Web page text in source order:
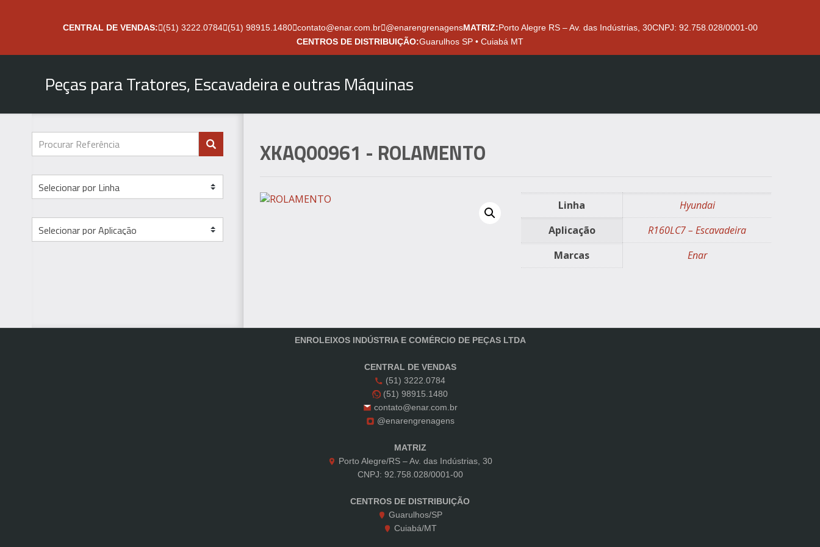
CENTRAL DE VENDAS: (51) 3222.0784 (51) 98915.1480 contato@enar.com.br @enarengrenagensMATRIZ:Porto Alegre RS – Av. das Indústrias, 30CNPJ: 92.758.028/0001-00
CENTROS DE DISTRIBUIÇÃO:Guarulhos SP • Cuiabá MT
Peças para Tratores, Escavadeira e outras Máquinas
XKAQ00961 - ROLAMENTO
Linha
Hyundai
Aplicação
R160LC7 – Escavadeira
Marcas
Enar
ENROLEIXOS INDÚSTRIA E COMÉRCIO DE PEÇAS LTDA
CENTRAL DE VENDAS
(51) 3222.0784
(51) 98915.1480
contato@enar.com.br
@enarengrenagens
MATRIZ
Porto Alegre/RS – Av. das Indústrias, 30
CNPJ: 92.758.028/0001-00
CENTROS DE DISTRIBUIÇÃO
Guarulhos/SP
Cuiabá/MT